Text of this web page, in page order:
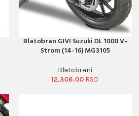
PORUČI ODMAH
Blatobran GIVI Suzuki DL 1000 V-
Strom (14-16) MG3105
Blatobrani
12,306.00